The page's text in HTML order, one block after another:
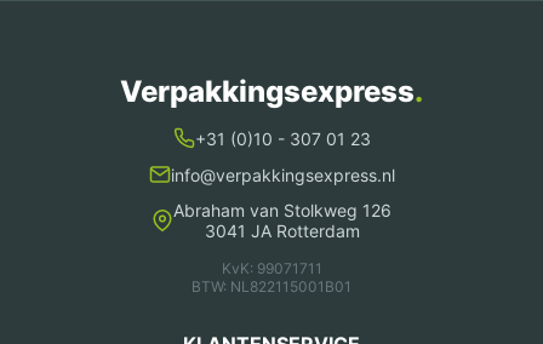
Verpakkingsexpress.
+31 (0)10 - 307 01 23
info@verpakkingsexpress.nl
Abraham van Stolkweg 126
3041 JA Rotterdam
KvK: 99071711
BTW: NL822115001B01